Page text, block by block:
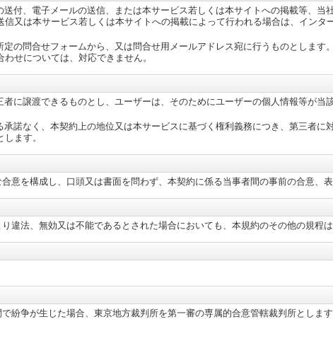
付、電子メールの送信、または本サービス若しくは本サイトへの掲載等、当
又は本サービス若しくは本サイトへの掲載によって行われる場合は、インタ
の問合せフォームから、又は問合せ用メールアドレス宛に行うものとします
せについては、対応できません。
に譲渡できるものとし、ユーザーは、そのためにユーザーの個人情報等が当
諾なく、本契約上の地位又は本サービスに基づく権利義務につき、第三者に
ます。
意を構成し、口頭又は書面を問わず、本契約に係る当事者間の事前の合意、表
違法、無効又は不能であるとされた場合においても、本規約のその他の規程は
紛争が生じた場合、東京地方裁判所を第一審の専属的合意管轄裁判所とします